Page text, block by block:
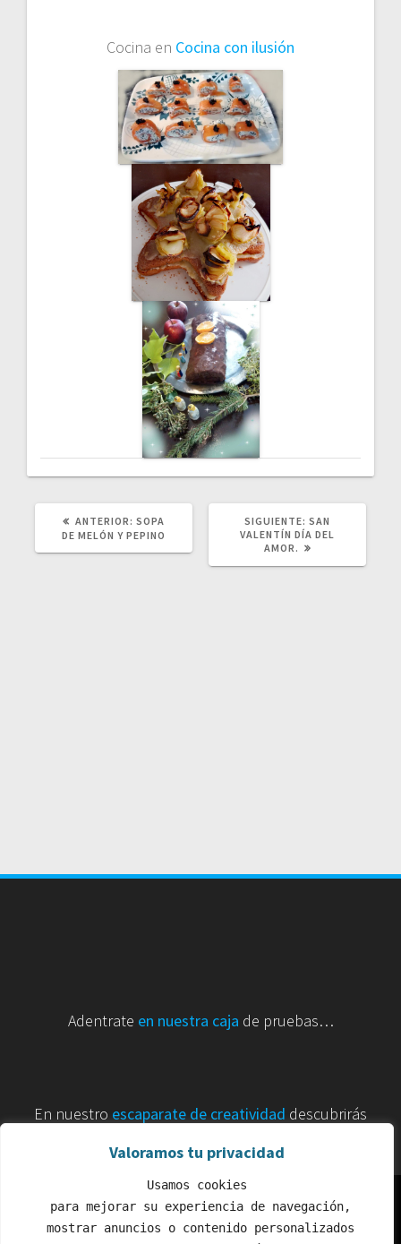
Valoramos tu privacidad
Usamos cookies
para mejorar su experiencia de navegación,
mostrar anuncios o contenido personalizados
Cocina en Cocina con ilusión
ANTERIOR: POST
ANTERIOR:
SOPA
DE MELÓN Y PEPINO
SIGUIENTE: SIGUIENTE
POST:
SAN
VALENTÍN DÍA DEL
AMOR.
Adentrate en nuestra caja de pruebas…
En nuestro escaparate de creatividad descubrirás